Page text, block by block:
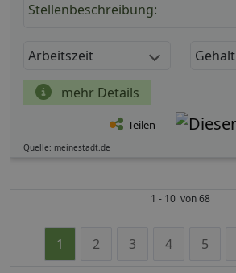
Stellenbeschreibung:
Arbeitszeit Gehalt
mehr Details
Teilen
Quelle: meinestadt.de
1 - 10 von 68
1 2 3 4 5